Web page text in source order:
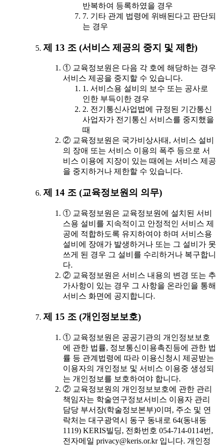
반복하여 등록하였을 경우
7. 기타 관계 법령에 위배된다고 판단되
는 경우
제 13 조 (서비스 제공의 중지 및 제한)
① 교육정보원은 다음 각 호에 해당하는 경우
서비스 제공을 중지할 수 있습니다.
1. 서비스용 설비의 보수 또는 공사로
인한 부득이한 경우
2. 전기통신사업법에 규정된 기간통신
사업자가 전기통신 서비스를 중지했을
때
② 교육정보원은 국가비상사태, 서비스 설비
의 장애 또는 서비스 이용의 폭주 등으로 서
비스 이용에 지장이 있는 때에는 서비스 제공
을 중지하거나 제한할 수 있습니다.
제 14 조 (교육정보원의 의무)
① 교육정보원은 교육정보원에 설치된 서비
스용 설비를 지속적이고 안정적인 서비스 제
공에 적합하도록 유지하여야 하며 서비스용
설비에 장애가 발생하거나 또는 그 설비가 못
쓰게 된 경우 그 설비를 수리하거나 복구합니
다.
② 교육정보원은 서비스 내용의 변경 또는 추
가사항이 있는 경우 그 사항을 온라인을 통해
서비스 화면에 공지합니다.
제 15 조 (개인정보보호)
① 교육정보원은 공공기관의 개인정보보호
에 관한 법률, 정보통신이용촉진등에 관한 법
률 등 관계법령에 따라 이용신청시 제공받는
이용자의 개인정보 및 서비스 이용중 생성되
는 개인정보를 보호하여야 합니다.
② 교육정보원의 개인정보보호에 관한 관리
책임자는 학술연구정보서비스 이용자 관리
담당 부서장(학술정보본부)이며, 주소 및 연
락처는 대구광역시 동구 동내로 64(동내동
1119) KERIS빌딩, 전화번호 054-714-0114번,
전자메일 privacy@keris.or.kr 입니다. 개인정